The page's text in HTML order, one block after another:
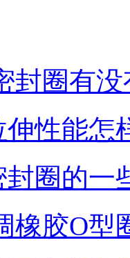
封圈有
伸性能
封圈的一
橡胶O型